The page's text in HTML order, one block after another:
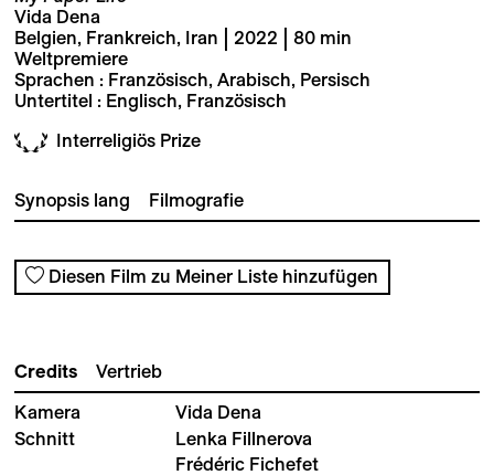
Vida Dena
Belgien, Frankreich, Iran | 2022 | 80 min
Weltpremiere
Sprachen : Französisch, Arabisch, Persisch
Untertitel : Englisch, Französisch
Interreligiös Prize
Synopsis lang Filmografie
Diesen Film zu Meiner Liste hinzufügen
Credits Vertrieb
Kamera
Vida Dena
Schnitt
Lenka Fillnerova
Frédéric Fichefet